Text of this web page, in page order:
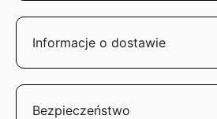
Informacje o dostawie
Bezpieczeństwo